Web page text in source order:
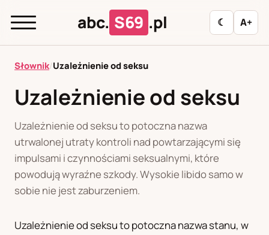
abc. S69 .pl ☾ A+
abc. S69
J
K L M N O P R
S
T
U W Z Ł
Słownik/Uzależnienie od seksu
Uzależnienie od seksu
Uzależnienie od seksu to potoczna nazwa
utrwalonej utraty kontroli nad powtarzającymi się
impulsami i czynnościami seksualnymi, które
powodują wyraźne szkody. Wysokie libido samo w
sobie nie jest zaburzeniem.
Uzależnienie od seksu to potoczna nazwa stanu, w